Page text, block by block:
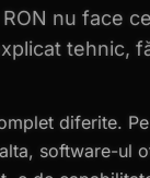
nu face
tehnic,
diferite.
software-